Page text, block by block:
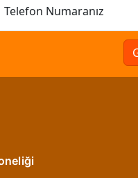
Telefon Numaranız